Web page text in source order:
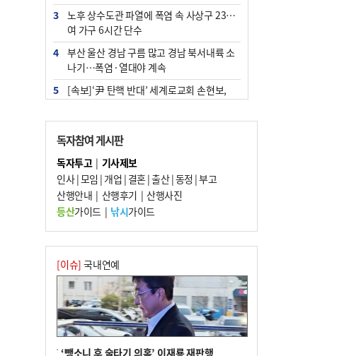
3
노후 상수도관 파열에 폭염 속 사상구 2300
여 가구 6시간 단수
4
부산 울산 경남 구름 많고 경남 북서내륙 소
나기…폭염·열대야 계속
5
[속보]‘尹 탄핵 반대’ 세계로교회 손현보,
군사기밀 유출자 색출 지시
7
부산 주유소 휘발유 평균가 ℓ당 1849원…
전주보다 3원 ↓
8
[속보] ‘심판 성접대’ 논란 축구협회 공식 사
과…“현재는 부적절 행위 없어”
10 서울 중랑구서 흉기 난동…60대 남성 2명
사망
독자참여 게시판
독자투고| 기사제보
인사|모임 | 개업 | 결혼|출산|동정 |부고
산행안내 | 산행후기 | 산행사진
등산가이드| 낚시가이드
[이슈] 국내연예
‘뺑소니 후 술타기 의혹’ 이재룡 재판행